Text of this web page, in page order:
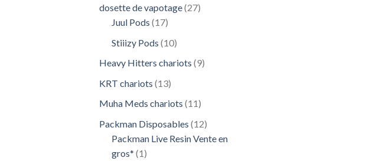
dosette de vapotage 2727
Juul Pods 1717
Stiiizy Pods 1010
Heavy Hitters chariots 99
KRT chariots 1313
Muha Meds chariots 1111
Packman Disposables 1212
produits
Packman Live Resin Vente en
gros* 11